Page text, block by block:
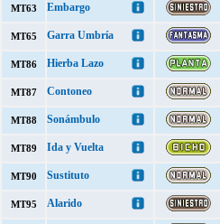
MT63 Embargo
MT65 Garra Umbría
MT86 Hierba Lazo
MT87 Contoneo
MT88 Sonámbulo
MT89 Ida y Vuelta
MT90 Sustituto
MT95 Alarido